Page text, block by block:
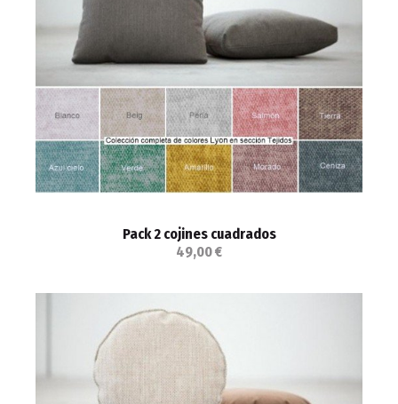
Pack 2 cojines cuadrados
49,00 €